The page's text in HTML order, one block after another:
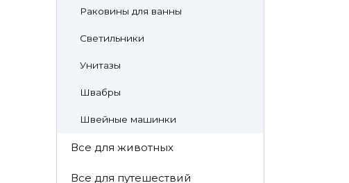
Раковины для ванны
Светильники
Унитазы
Швабры
Швейные машинки
Все для животных
Все для путешествий